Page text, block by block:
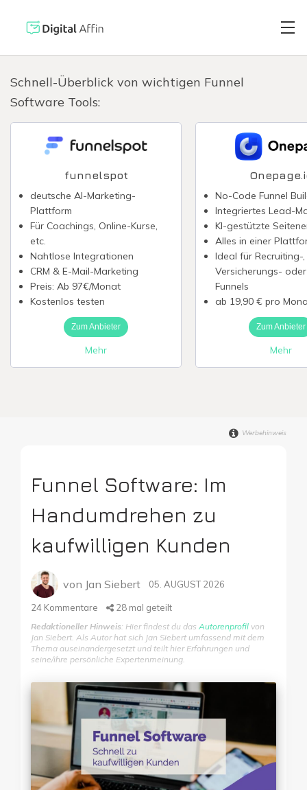
PRAXISORIENTIERTER
SOFTWARE-BLOG
Digitale
Virtuelle
Digitale
Schnell-Überblick von wichtigen Funnel
Software Tools:
funnelspot
deutsche AI-Marketing-
Plattform
Für Coachings, Online-Kurse,
etc.
Nahtlose Integrationen
CRM & E-Mail-Marketing
Preis: Ab 97€/Monat
Kostenlos testen
Zum Anbieter
Mehr
No-Code Funnel
Integriertes Lead-
KI-gestützte
Alles in einer
Ideal für Recruiting-,
Versicherungs-
Funnels
ab 19,90 € pro
Zum Anbieter
Mehr
Werbehinweis
Funnel Software: Im
Handumdrehen zu
kaufwilligen Kunden
von Jan Siebert 05. AUGUST 2026
24 Kommentare 28mal geteilt
Redaktioneller Hinweis: Hier findest du das Autorenprofil von
Jan Siebert. Als Autor hat sich Jan Siebert umfassend mit dem
Thema auseinandergesetzt und teilt hier Erfahrungen und
seine/ihre persönliche Expertenmeinung.